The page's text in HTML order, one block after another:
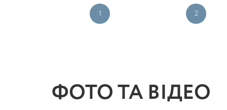
1 2
ФОТО ТА ВІДЕО